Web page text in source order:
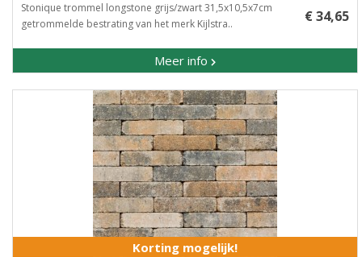
Stonique trommel longstone grijs/zwart 31,5x10,5x7cm ​
getrommelde bestrating van het merk Kijlstra..
Meer info
€ 34,65
Korting mogelijk!